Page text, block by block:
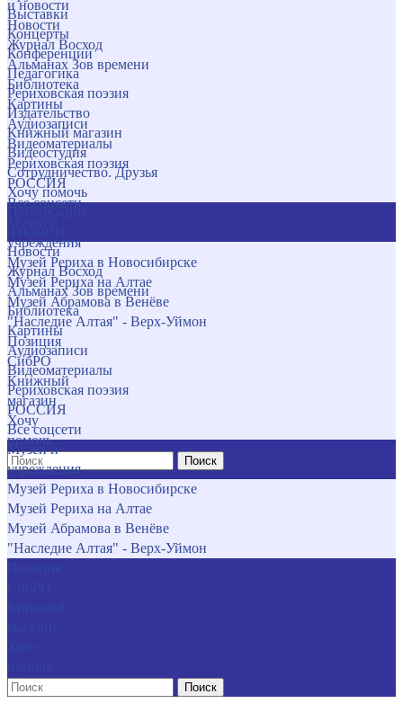
и новости
Новости
Журнал Восход
Альманах Зов времени
Библиотека
Картины
Аудиозаписи
Видеоматериалы
Рериховская поэзия
РОССИЯ
Все соцсети
учреждения
Музей Рериха в Новосибирске
Музей Рериха на Алтае
Музей Абрамова в Венёве
"Наследие Алтая" - Верх-Уймон
Позиция
СибРО
Книжный
магазин
Хочу
помочь
Поиск
Выставки
Концерты
Конференции
Педагогика
Рериховская поэзия
Издательство
Книжный магазин
Видеостудия
Сотрудничество. Друзья
Хочу помочь
Новости
Журнал Восход
Альманах Зов времени
Библиотека
Картины
Аудиозаписи
Видеоматериалы
Рериховская поэзия
РОССИЯ
Все соцсети
Музеи и
учреждения
Музей Рериха в Новосибирске
Музей Рериха на Алтае
Музей Абрамова в Венёве
"Наследие Алтая" - Верх-Уймон
Поиск